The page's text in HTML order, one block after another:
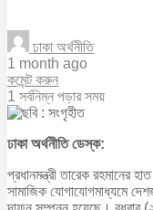
ঢাকা অর্থনীতি
1 month ago
কমেন্ট করুন
1 সর্বনিম্ন পড়ার সময়
ঢাকা অর্থনীতি ডেস্ক:
প্রধানমন্ত্রী তারেক রহমানের
সামাজিক যোগাযোগমাধ্যমে